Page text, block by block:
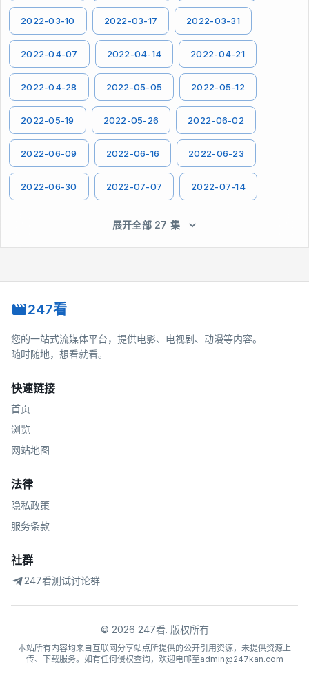
2022-03-10 2022-03-17 2022-03-31
2022-04-07 2022-04-14 2022-04-21
2022-04-28 2022-05-05 2022-05-12
2022-05-19 2022-05-26 2022-06-02
2022-06-09 2022-06-16 2022-06-23
2022-06-30 2022-07-07 2022-07-14
展开全部 27 集
247看
您的一站式流媒体平台，提供电影、电视剧、动漫等内容。
随时随地，想看就看。
快速链接
首页
浏览
网站地图
法律
隐私政策
服务条款
社群
247看测试讨论群
© 2026 247看. 版权所有
本站所有内容均来自互联网分享站点所提供的公开引用资源，未提供资源上
传、下载服务。如有任何侵权查询，欢迎电邮至admin@247kan.com